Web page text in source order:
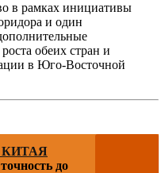
в рамках инициативы
и один
обеих стран и
в Юго-Восточной
КИТАЯ
до